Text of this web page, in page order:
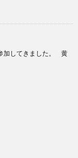
加してきました。 黄